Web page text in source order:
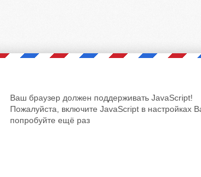
Ваш браузер должен поддерживать JavaScript!
Пожалуйста, включите JavaScript в настройках
попробуйте ещё раз